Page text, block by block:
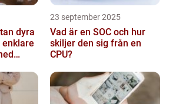
dyra
enklare
23 september 2025
Vad är en SOC och hur
skiljer den sig från en
CPU?